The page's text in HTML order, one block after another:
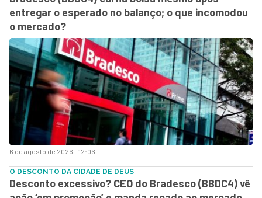
6 de agosto de 2026 - 12:06
entregar o esperado no balanço; o que incomodou
o mercado?
O DESCONTO DA CIDADE DE DEUS
Desconto excessivo? CEO do Bradesco (BBDC4) vê